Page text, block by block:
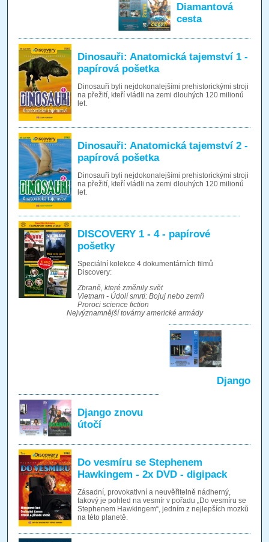
Diamantová
cesta
Dinosauři: Anatomická tajemství 1 -
papírová pošetka
Dinosauři byli nejdokonalejšími prehistorickými stroji
na přežití, kteří vládli na zemi dlouhých 120 milionů
let.
Dinosauři: Anatomická tajemství 2 -
papírová pošetka
Dinosauři byli nejdokonalejšími prehistorickými stroji
na přežití, kteří vládli na zemi dlouhých 120 milionů
let.
DISCOVERY 1 - 4 - papírové
pošetky
Speciální kolekce 4 dokumentárních filmů
Discovery:
Zbraně, které změnily svět
Vietnam - Údolí smrti: Bojuj nebo zemři
Proroci science fiction
Nejvýznamnější továrny americké armády
Django
Django znovu
útočí
Do vesmíru se Stephenem
Hawkingem - 2x DVD - digipack
Zásadní, provokativní a neuvěřitelně nádherný,
takový je pohled na vesmír v pořadu „Do vesmíru se
Stephenem Hawkingem“, jedním z nejlepších mozků
na této planetě.